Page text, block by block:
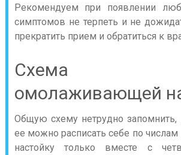
Рекомендуем при появлении
симптомов не терпеть и не
прекратить прием и обратиться к
Схема
омолаживающей
Общую схему нетрудно запомнить,
ее можно расписать себе по числам
настойку только вместе с